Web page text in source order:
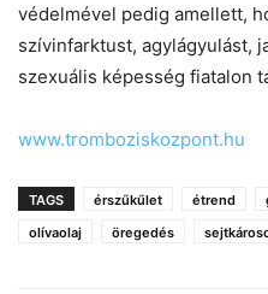
védelmével pedig amellett,
szívinfarktust, agylágyulást,
szexuális képesség fiatalon
www.tromboziskozpont.hu
TAGS érszűkűlet étrend
olívaolaj
öregedés